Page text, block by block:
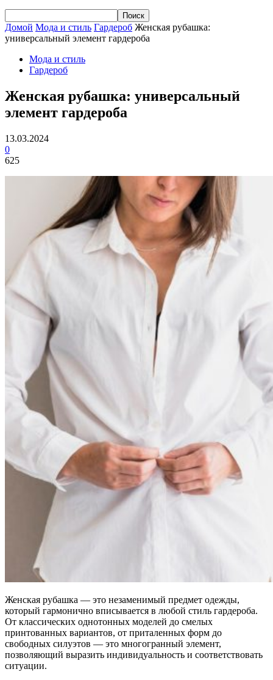
Домой Мода и стиль Гардероб Женская рубашка:
универсальный элемент гардероба
Мода и стиль
Гардероб
Женская рубашка: универсальный
элемент гардероба
13.03.2024
0
625
Женская рубашка — это незаменимый предмет одежды,
который гармонично вписывается в любой стиль гардероба.
От классических однотонных моделей до смелых
принтованных вариантов, от приталенных форм до
свободных силуэтов — это многогранный элемент,
позволяющий выразить индивидуальность и соответствовать
ситуации.